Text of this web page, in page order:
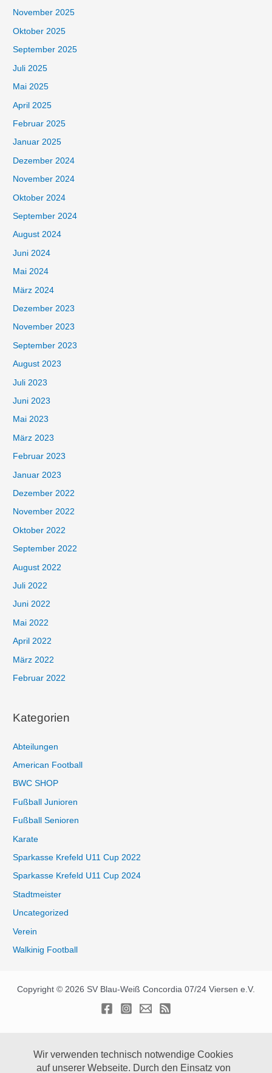
November 2025
Oktober 2025
September 2025
Juli 2025
Mai 2025
April 2025
Februar 2025
Januar 2025
Dezember 2024
November 2024
Oktober 2024
September 2024
August 2024
Juni 2024
Mai 2024
März 2024
Dezember 2023
November 2023
September 2023
August 2023
Juli 2023
Juni 2023
Mai 2023
März 2023
Februar 2023
Januar 2023
Dezember 2022
November 2022
Oktober 2022
September 2022
August 2022
Juli 2022
Juni 2022
Mai 2022
April 2022
März 2022
Februar 2022
Kategorien
Abteilungen
American Football
BWC SHOP
Fußball Junioren
Fußball Senioren
Karate
Sparkasse Krefeld U11 Cup 2022
Sparkasse Krefeld U11 Cup 2024
Stadtmeister
Uncategorized
Verein
Walkinig Football
Copyright © 2026 SV Blau-Weiß Concordia 07/24 Viersen e.V.
Wir verwenden technisch notwendige Cookies
auf unserer Webseite. Durch den Einsatz von